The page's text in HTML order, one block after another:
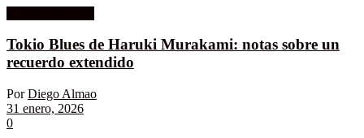
Tokio Blues de Haruki Murakami: notas sobre un
recuerdo extendido
Por Diego Almao
31 enero, 2026
0